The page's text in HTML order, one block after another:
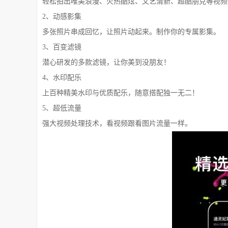
2、动感影集
多张照片串成回忆，让照片动起来。制作你的专属影集。
3、百变滤镜
潜心研发的多款滤镜，让你美到没朋友！
4、水印配乐
上百种精美水印与优质配乐，随意搭配独一无二！
5、超低流量
强大视频处理技术，看视频跟看图片流量一样。